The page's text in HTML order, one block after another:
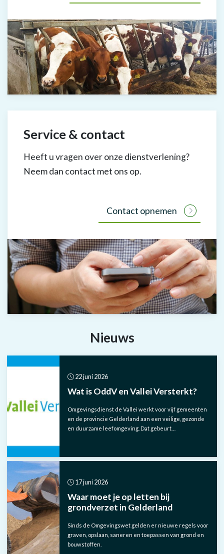
Service & contact
Heeft u vragen over onze dienstverlening?
Neem dan contact met ons op.
Contact opnemen
Nieuws
Wat is OddV en Vallei Versterkt?
22 juni 2026
Omgevingsdienst de Vallei werkt voor vijf gemeenten
en de provincie Gelderland aan een veilige, gezonde
en duurzame leefomgeving. Dat gebeurt…
Waar moet je op letten bij
grondverzet in Gelderland
17 juni 2026
Sinds de Omgevingswet gelden er nieuwe regels voor
graven, opslaan, saneren en toepassen van grond en
bouwstoffen.